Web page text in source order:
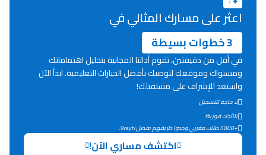
اعثر على مسارك المثالي في
3 خطوات بسيطة
في أقل من دقيقتين، تقوم أداتنا المجانية بتحليل اهتماماتك
ومستواك وموقعك لتوصيك بأفضل الخيارات التعليمية. ابدأ الآن
واستعد للإشراف على مستقبلك!
لا حاجة للتسجيل
نتائجك فورية!
+5000 طالب مغربي وجدوا طريقهم بفضل 9rayti.
اكتشف مساري الآن!